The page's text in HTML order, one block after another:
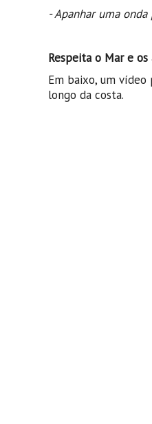
- Apanhar uma
Respeita o Mar e
Em baixo, um
longo da costa.